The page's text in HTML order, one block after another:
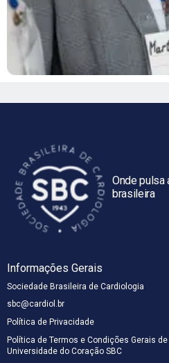
Onde pulsa
brasileira
Informações Gerais
Sociedade Brasileira de Cardiologia
sbc@cardiol.br
Política de Privacidade
Política de Termos e Condições Gerais
Universidade do Coração SBC